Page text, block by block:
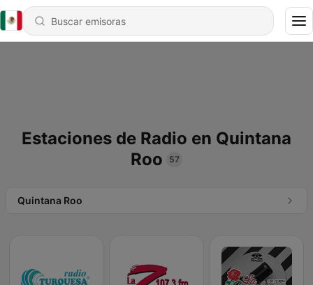
Estaciones de Radio en Quintana
Roo
57
Quintana Roo